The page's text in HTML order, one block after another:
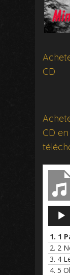
CD
CD en
Lecteur
audio
1. 1
2. 2
3. 4
4. 5